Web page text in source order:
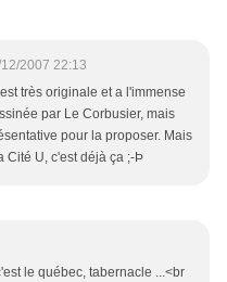
2007 22:13
très originale et a l'immense
par Le Corbusier, mais
pour la proposer. Mais
Cité U, c'est déjà ça ;-Þ
le québec, tabernacle ...<br